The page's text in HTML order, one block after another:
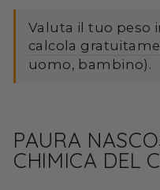
Valuta il tuo peso
calcola
uomo, bambino).
PAURA
CHIMICA DEL